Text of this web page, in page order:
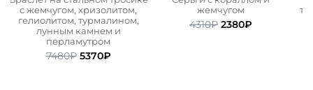
с жемчугом, хризолитом,
гелиолитом, турмалином,
лунным камнем и
перламутром
7480₽ Первоначальная
5370₽Текущая
жемчугом
4310₽ Первоначальная
2380₽